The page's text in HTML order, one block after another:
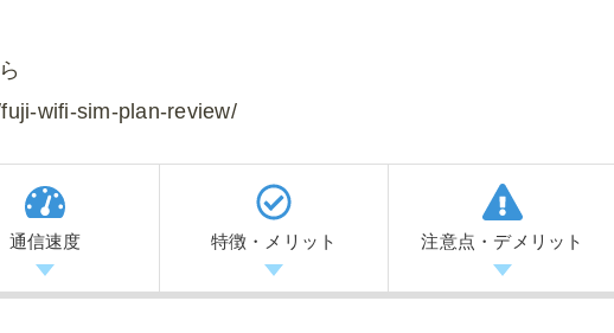
wifi-sim-plan-review/
通信速度 特徴・メリット 注意点・デメリット